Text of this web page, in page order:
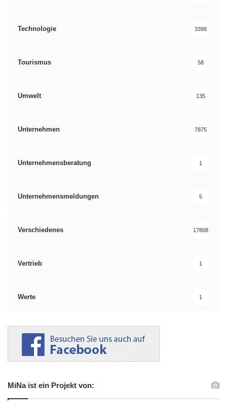
Technologie 3398
Tourismus 58
Umwelt 135
Unternehmen 7875
Unternehmensberatung 1
Unternehmensmeldungen 5
Verschiedenes 17808
Vertrieb 1
Werte 1
MiNa ist ein Projekt von: